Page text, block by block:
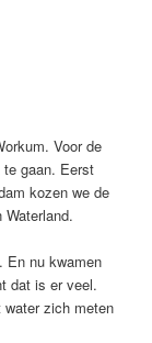
Voor de
gaan. Eerst
kozen we de
En nu kwamen
dat is er veel.
zich meten